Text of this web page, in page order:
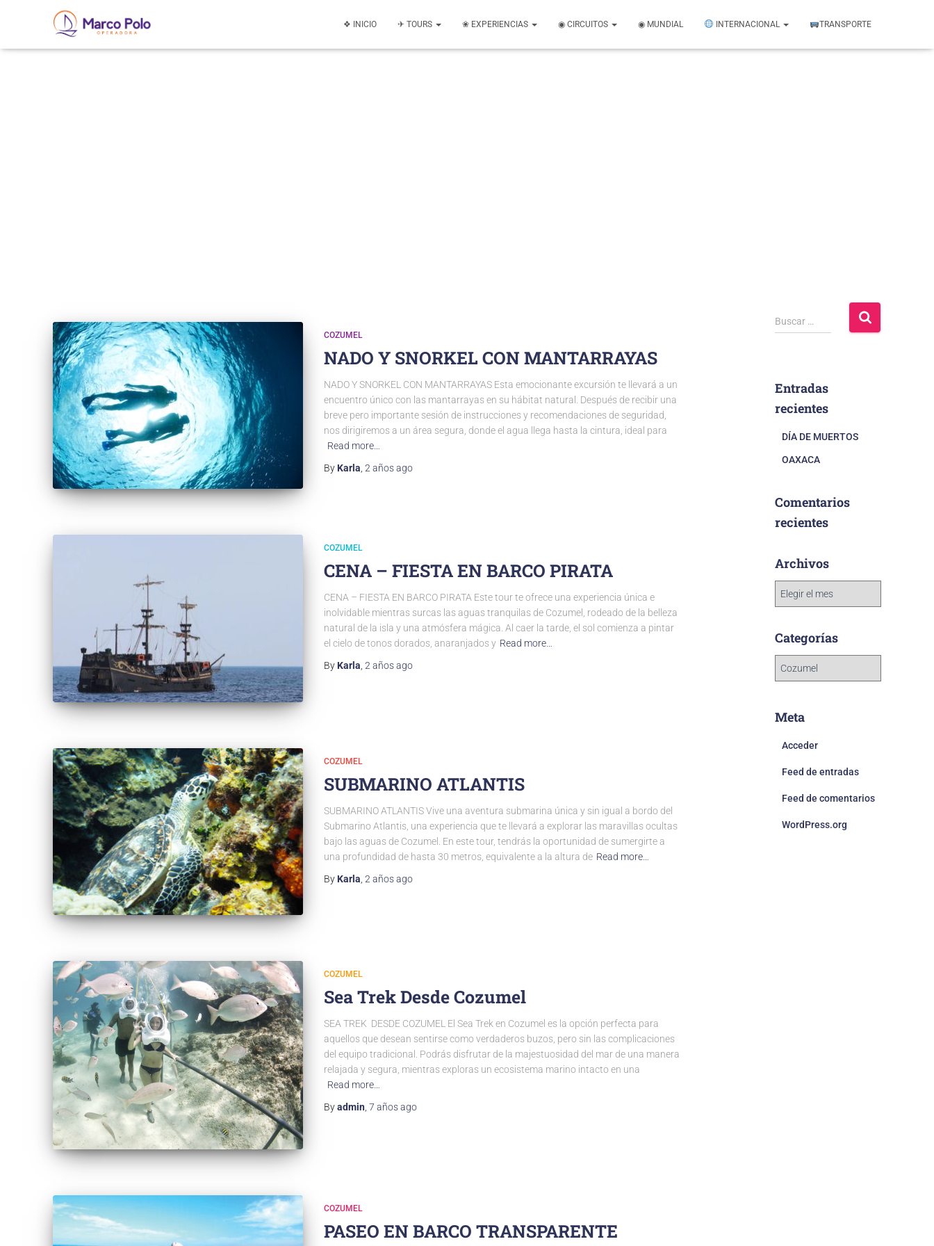
❖ INICIO ✈ TOURS ❀ EXPERIENCIAS ◉ CIRCUITOS ◉ MUNDIAL INTERNACIONAL TRANSPORTE
COZUMEL
NADO Y SNORKEL CON MANTARRAYAS
NADO Y SNORKEL CON MANTARRAYAS Esta emocionante excursión te llevará a un
encuentro único con las mantarrayas en su hábitat natural. Después de recibir una
breve pero importante sesión de instrucciones y recomendaciones de seguridad,
nos dirigiremos a un área segura, donde el agua llega hasta la cintura, ideal para
Read more…
By Karla ,2 añosago
COZUMEL
CENA – FIESTA EN BARCO PIRATA
CENA – FIESTA EN BARCO PIRATA Este tour te ofrece una experiencia única e
inolvidable mientras surcas las aguas tranquilas de Cozumel, rodeado de la belleza
natural de la isla y una atmósfera mágica. Al caer la tarde, el sol comienza a pintar
el cielo de tonos dorados, anaranjados y Read more…
By Karla,2 añosago
COZUMEL
SUBMARINO ATLANTIS
SUBMARINO ATLANTIS Vive una aventura submarina única y sin igual a bordo del
Submarino Atlantis, una experiencia que te llevará a explorar las maravillas ocultas
bajo las aguas de Cozumel. En este tour, tendrás la oportunidad de sumergirte a
una profundidad de hasta 30 metros, equivalente a la altura de Read more…
By Karla ,2 añosago
COZUMEL
Sea Trek Desde Cozumel
SEA TREK ​ DESDE COZUMEL El Sea Trek en Cozumel es la opción perfecta para
aquellos que desean sentirse como verdaderos buzos, pero sin las complicaciones
del equipo tradicional. Podrás disfrutar de la majestuosidad del mar de una manera
relajada y segura, mientras exploras un ecosistema marino intacto en una
Read more…
Byadmin,7 añosago
COZUMEL
PASEO EN BARCO TRANSPARENTE
Buscar …
Entradas
recientes
DÍA DE MUERTOS
OAXACA
Comentarios
recientes
Archivos
Categorías
Meta
Acceder
Feed de entradas
Feed de comentarios
WordPress.org